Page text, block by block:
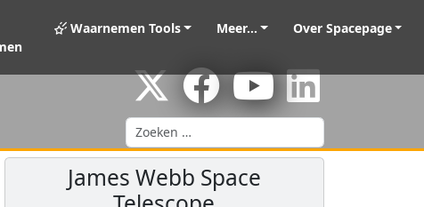
Waarnemen Tools Meer... Over Spacepage
Zoeken
James Webb Space